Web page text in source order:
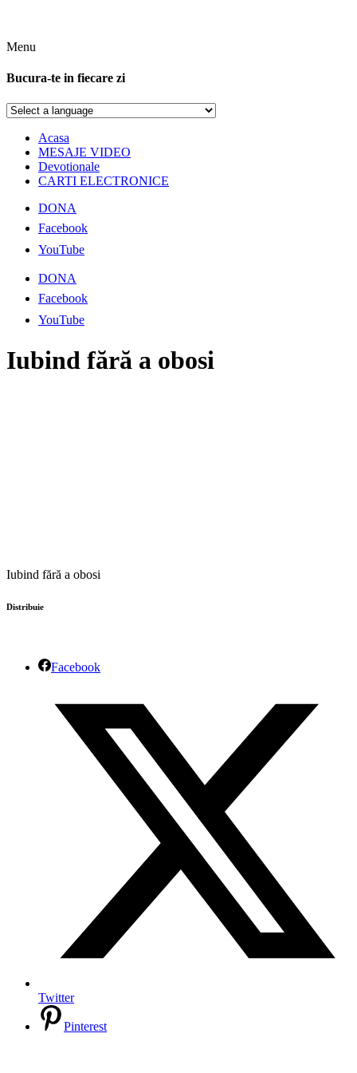
Menu
Bucura-te in fiecare zi
Acasa
MESAJE VIDEO
Devotionale
CARTI ELECTRONICE
DONA
Facebook
YouTube
DONA
Facebook
YouTube
Iubind fără a obosi
Iubind fără a obosi
Distribuie
Facebook
Twitter
Pinterest